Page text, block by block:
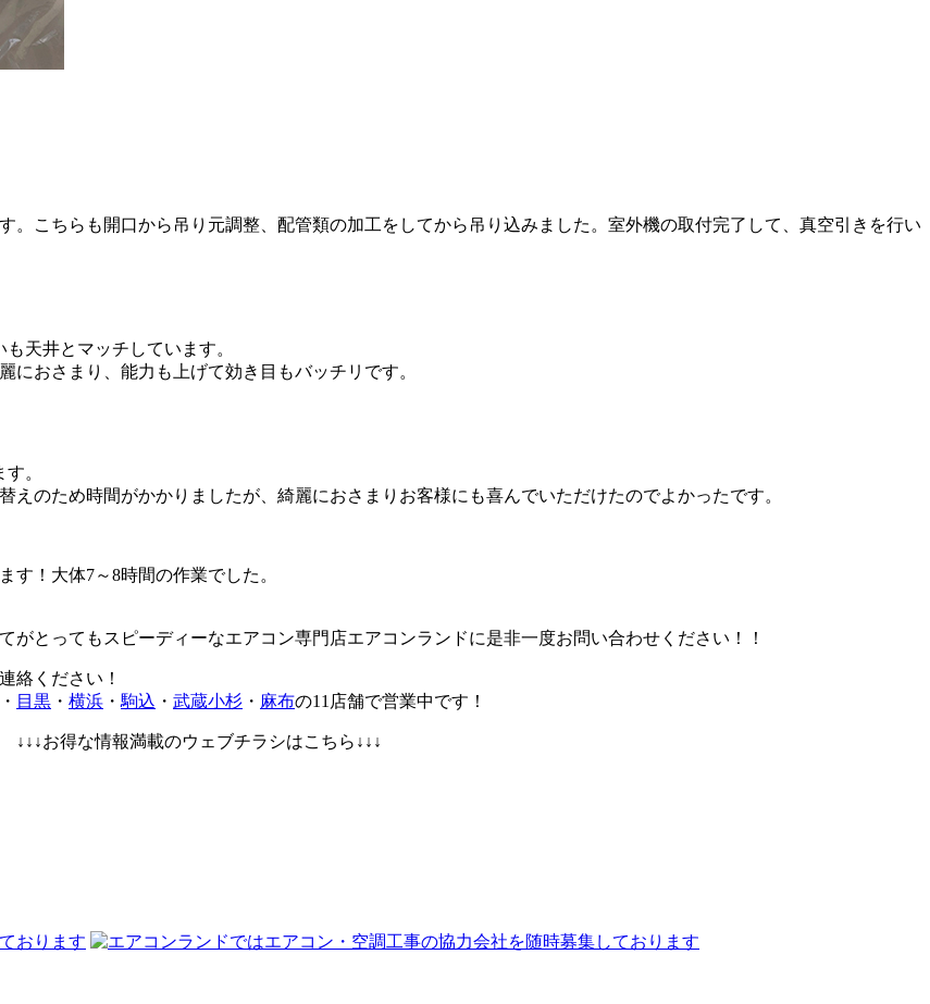
。こちらも開口から吊り元調整、配管類の加工をしてから吊り込みました。室外機の取付完了して、真空引きを行い
天井とマッチしています。
おさまり、能力も上げて効き目もバッチリです。
。
のため時間がかかりましたが、綺麗におさまりお客様にも喜んでいただけたのでよかったです。
！大体7～8時間の作業でした。
とってもスピーディーなエアコン専門店エアコンランドに是非一度お問い合わせください！！
絡ください！
・ 目黒 ・ 横浜 ・ 駒込 ・ 武蔵小杉 ・ 麻布の11店舗で営業中です！
↓↓↓お得な情報満載のウェブチラシはこちら↓↓↓